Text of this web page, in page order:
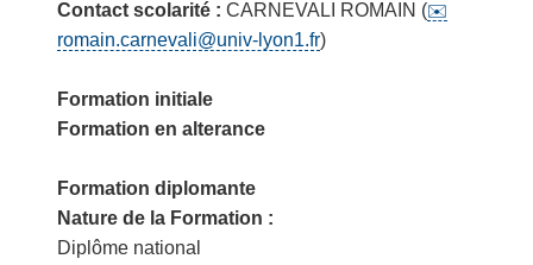
Contact scolarité : CARNEVALI ROMAIN (
romain.carnevali@univ-lyon1.fr)
Formation initiale
Formation en alterance
Formation diplomante
Nature de la Formation :
Diplôme national